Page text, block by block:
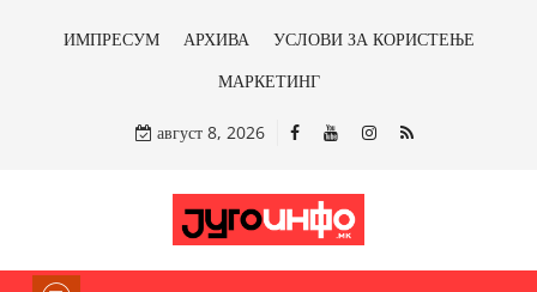
ИМПРЕСУМ АРХИВА
УСЛОВИ ЗА КОРИСТЕЊЕ
МАРКЕТИНГ
август 8, 2026